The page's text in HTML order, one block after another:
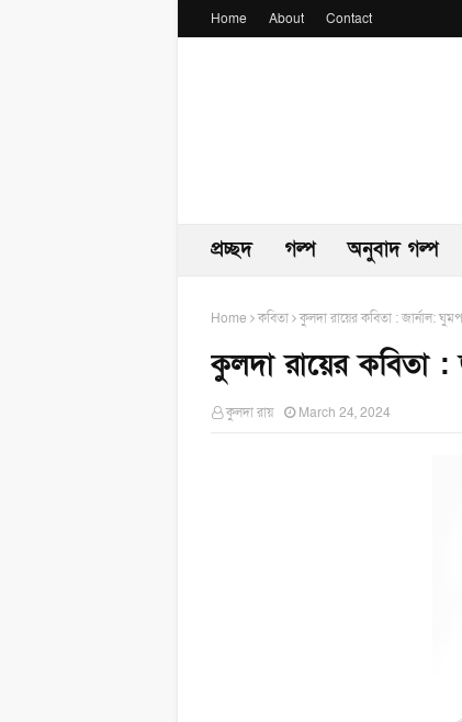
Home About Contact
প্রচ্ছদ গল্প অনুবাদ গল্প
Home কবিতা কুলদা রায়ের কবিতা : জার্নাল:
কুলদা রায়ের কবিতা :
কুলদা রায় March 24, 2024